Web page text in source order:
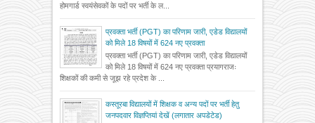
होमगार्ड स्वयंसेवकों के पदों पर भर्ती के ल...
प्रवक्ता भर्ती (PGT) का परिणाम जारी, एडेड विद्यालयों
को मिले 18 विषयों में 624 नए प्रवक्ता
प्रवक्ता भर्ती (PGT) का परिणाम जारी, एडेड विद्यालयों
को मिले 18 विषयों में 624 नए प्रवक्ता प्रयागराजः
शिक्षकों की कमी से जूझ रहे प्रदेश के ...
कस्तूरबा विद्यालयों में शिक्षक व अन्य पदों पर भर्ती हेतु
जनपदवार विज्ञप्तियां देखें (लगातार अपडेटेड)